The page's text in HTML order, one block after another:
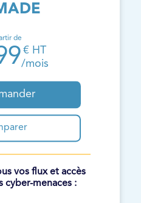
de
€ HT
/mois
vos flux et accès
cyber-menaces :